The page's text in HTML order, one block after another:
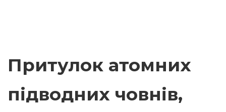
Притулок атомних
підводних човнів,